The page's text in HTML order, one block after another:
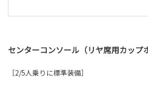
センターコンソール（リヤ席用カップ
［2/5人乗りに標準装備］